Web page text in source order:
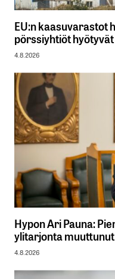
EU:n kaasuvarastot
pörssiyhtiöt hyötyvät
4.8.2026
Hypon Ari Pauna:
ylitarjonta
4.8.2026